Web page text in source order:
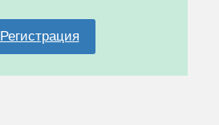
Регистрация